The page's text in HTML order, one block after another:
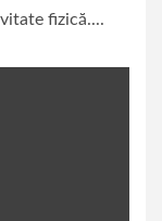
fizică....